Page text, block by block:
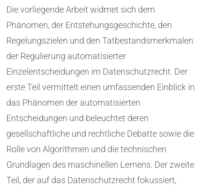
Die vorliegende Arbeit widmet sich dem
Phänomen, der Entstehungsgeschichte, den
Regelungszielen und den Tatbestandsmerkmalen
der Regulierung automatisierter
Einzelentscheidungen im Datenschutzrecht. Der
erste Teil vermittelt einen umfassenden Einblick in
das Phänomen der automatisierten
Entscheidungen und beleuchtet deren
gesellschaftliche und rechtliche Debatte sowie die
Rolle von Algorithmen und die technischen
Grundlagen des maschinellen Lernens. Der zweite
Teil, der auf das Datenschutzrecht fokussiert,